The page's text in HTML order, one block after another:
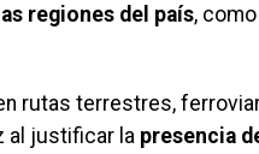
regiones del país, como
rutas terrestres,
al justificar la presencia